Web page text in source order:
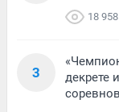
18 958
3
декрете